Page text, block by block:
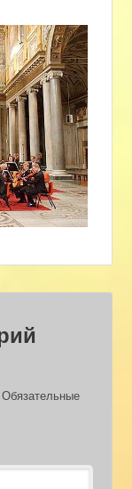
Обязательные